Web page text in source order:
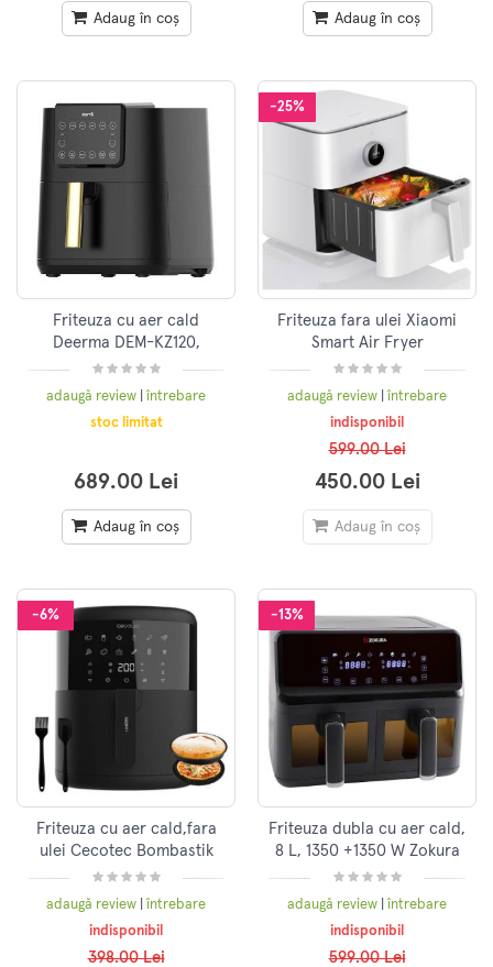
Adaug în coș Adaug în coș
Friteuza cu aer cald
Deerma DEM-KZ120,
1700W, Capacitate 7.5l,
pana la 200 grade Celsius,
8 programe, Negru
adaugă review |întrebare
stoc limitat
689.00 Lei
Adaug în coș
-25%
Friteuza fara ulei Xiaomi
Smart Air Fryer
BHR7358EU, 1800W, 6.5l,
50-60Hz, 220-240V,
Aplicatie Xiaomi Home,Alb
adaugă review |întrebare
indisponibil
599.00 Lei
450.00 Lei
Adaug în coș
-6%
Friteuza cu aer cald,fara
ulei Cecotec Bombastik
Full
6000,1700W,6L,Control
tactil, 12programe
presetate,Negru
adaugă review |întrebare
indisponibil
398.00 Lei
-13%
Friteuza dubla cu aer cald,
8 L, 1350 +1350 W Zokura
adaugă review |întrebare
indisponibil
599.00 Lei